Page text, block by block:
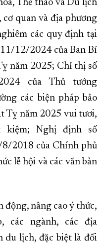
Thể thao và Du lịch
quan và địa phương
các quy định tại
12/2024 của Ban Bí
năm 2025; Chỉ thị số
của Thủ tướng
các biện pháp bảo
Tỵ năm 2025 vui tươi,
kiệm; Nghị định số
2018 của Chính phủ
lễ hội và các văn bản
nâng cao ý thức,
các ngành, các địa
du lịch, đặc biệt là đối